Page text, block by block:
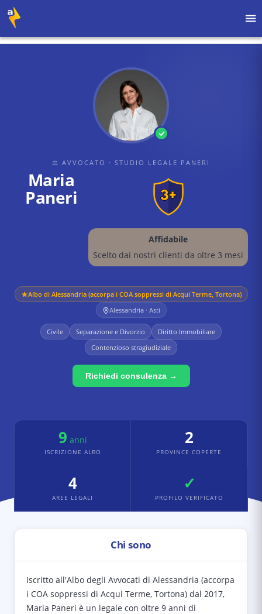
⚖ AVVOCATO · STUDIO LEGALE PANERI
Maria
Paneri
Affidabile
Scelto dai nostri clienti da oltre 3 mesi
Albo di Alessandria (accorpa i COA soppressi di Acqui Terme, Tortona)
Alessandria · Asti
Civile Separazione e Divorzio
Diritto Immobiliare
Contenzioso stragiudiziale
Richiedi consulenza →
9 anni
ISCRIZIONE ALBO
2
PROVINCE COPERTE
4
AREE LEGALI
✓
PROFILO VERIFICATO
Chi sono
Iscritto all'Albo degli Avvocati di Alessandria (accorpa
i COA soppressi di Acqui Terme, Tortona) dal 2017,
Maria Paneri è un legale con oltre 9 anni di